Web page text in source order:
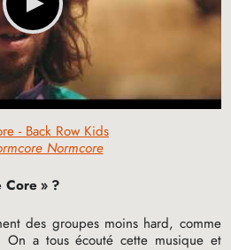
- Back Row Kids
Normcore
Core» ?
des groupes moins hard, comme
a tous écouté cette musique et